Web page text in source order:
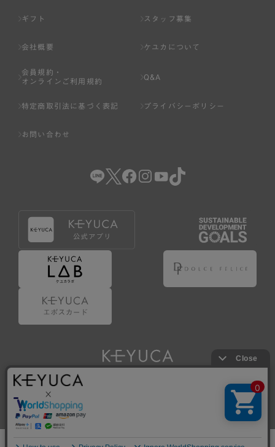
ギフト スタッフ募集
会社概要 ケユカについて
会員規約・
オンラインご利用規約
Q&A
特定商取引法に基づく表記 プライバシーポリシー
お問い合わせ
Copyright © KAWAJUN Co., Ltd. All Rights Reserved.